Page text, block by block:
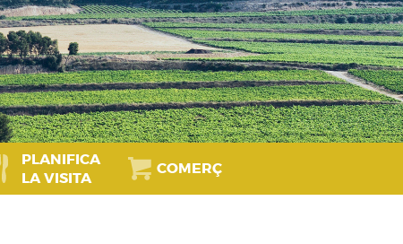
PLANIFICA
LA VISITA
COMERÇ